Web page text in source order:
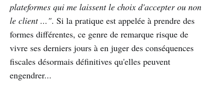
plateformes qui me laissent le choix d'accepter ou non
le client ...". Si la pratique est appelée à prendre des
formes différentes, ce genre de remarque risque de
vivre ses derniers jours à en juger des conséquences
fiscales désormais définitives qu'elles peuvent
engendrer...